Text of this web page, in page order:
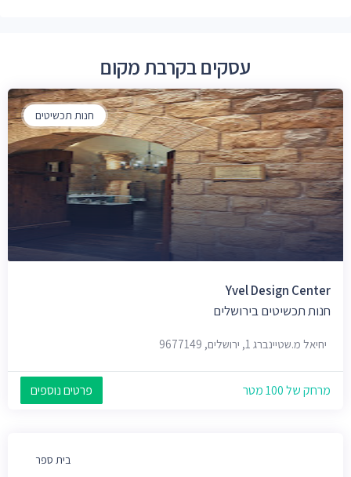
עסקים בקרבת מקום
חנות תכשיטים
Yvel Design Center
חנות תכשיטים בירושלים
יחיאל מ.שטיינברג 1, ירושלים, 9677149
מרחק של 100 מטר פרטים נוספים
בית ספר